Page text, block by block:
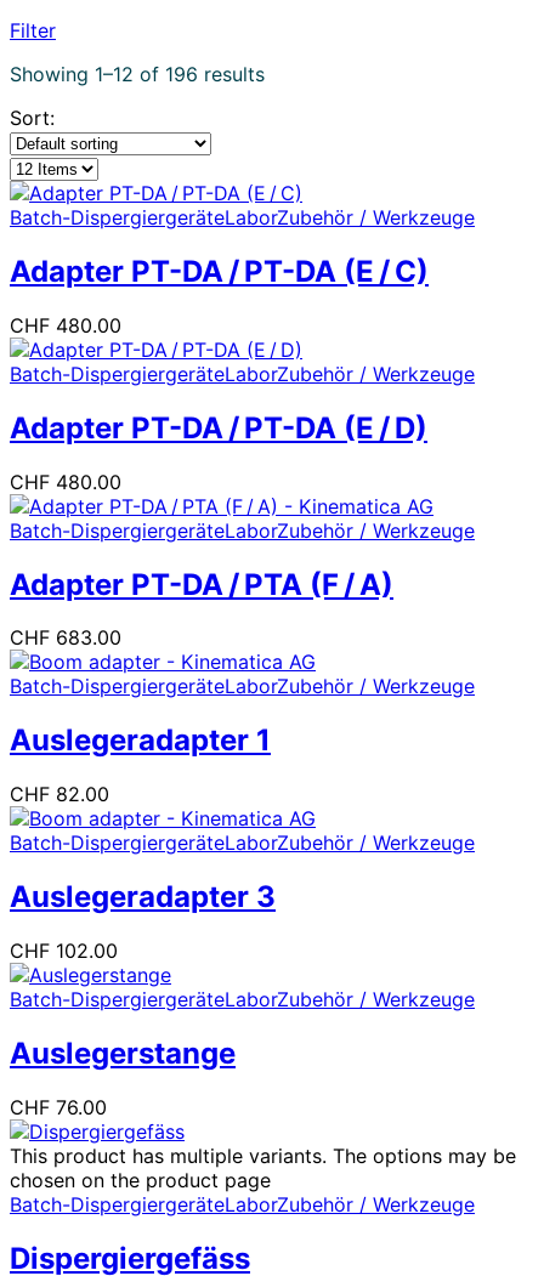
Filter
Showing 1–12 of 196 results
Sort:
Batch-DispergiergeräteLaborZubehör / Werkzeuge
Adapter PT-DA / PT-DA (E / C)
CHF 480.00
Batch-DispergiergeräteLaborZubehör / Werkzeuge
Adapter PT-DA / PT-DA (E / D)
CHF 480.00
Batch-DispergiergeräteLaborZubehör / Werkzeuge
Adapter PT-DA / PTA (F / A)
CHF 683.00
Batch-DispergiergeräteLaborZubehör / Werkzeuge
Auslegeradapter 1
CHF 82.00
Batch-DispergiergeräteLaborZubehör / Werkzeuge
Auslegeradapter 3
CHF 102.00
Batch-DispergiergeräteLaborZubehör / Werkzeuge
Auslegerstange
CHF 76.00
This product has multiple variants. The options may be
chosen on the product page
Batch-DispergiergeräteLaborZubehör / Werkzeuge
Dispergiergefäss